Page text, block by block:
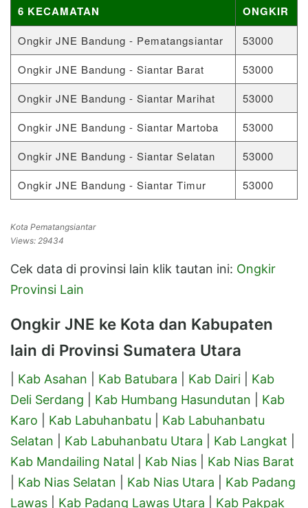
6 KECAMATAN ONGKIR
Ongkir JNE Bandung - Pematangsiantar
53000
Ongkir JNE Bandung - Siantar Barat
53000
Ongkir JNE Bandung - Siantar Marihat
53000
Ongkir JNE Bandung - Siantar Martoba
53000
Ongkir JNE Bandung - Siantar Selatan
53000
Ongkir JNE Bandung - Siantar Timur
53000
Kota Pematangsiantar
Views: 29434
Cek data di provinsi lain klik tautan ini: Ongkir
Provinsi Lain
Ongkir JNE ke Kota dan Kabupaten
lain di Provinsi Sumatera Utara
Kab Asahan Kab Batubara Kab Dairi
Kab
Deli Serdang
Kab Humbang Hasundutan
Kab
Karo
Kab Labuhanbatu
Kab Labuhanbatu
Selatan
Kab Labuhanbatu Utara Kab Langkat
Kab Mandailing Natal
Kab Nias
Kab Nias Barat
Kab Nias Selatan Kab Nias Utara
Kab Padang
Lawas
Kab Padang Lawas Utara
Kab Pakpak